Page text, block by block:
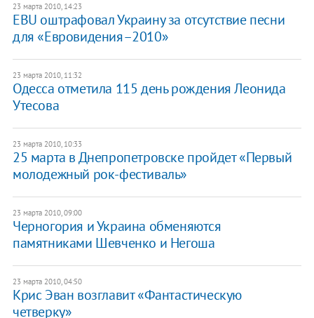
23 марта 2010, 14:23
EBU оштрафовал Украину за отсутствие песни
для «Евровидения–2010»
23 марта 2010, 11:32
Одесса отметила 115 день рождения Леонида
Утесова
23 марта 2010, 10:33
25 марта в Днепропетровске пройдет «Первый
молодежный рок-фестиваль»
23 марта 2010, 09:00
Черногория и Украина обменяются
памятниками Шевченко и Негоша
23 марта 2010, 04:50
Крис Эван возглавит «Фантастическую
четверку»